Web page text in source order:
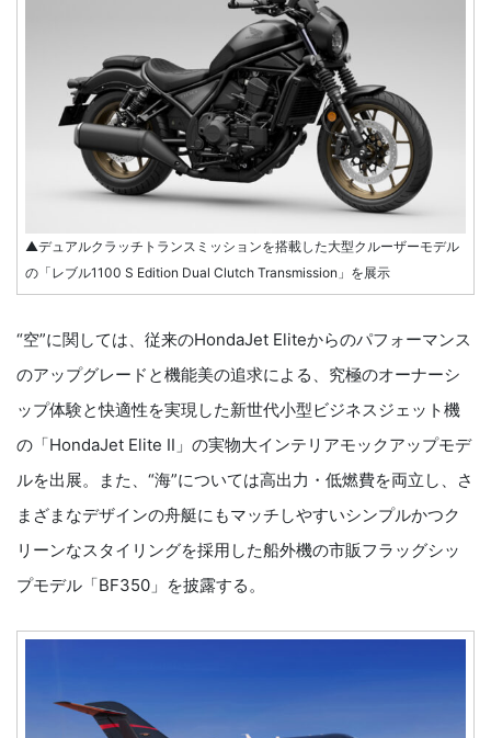
▲デュアルクラッチトランスミッションを搭載した大型クルーザーモデル
の「レブル1100 S Edition Dual Clutch Transmission」を展示
“空”に関しては、従来のHondaJet Eliteからのパフォーマンス
のアップグレードと機能美の追求による、究極のオーナーシ
ップ体験と快適性を実現した新世代小型ビジネスジェット機
の「HondaJet Elite Ⅱ」の実物大インテリアモックアップモデ
ルを出展。また、“海”については高出力・低燃費を両立し、さ
まざまなデザインの舟艇にもマッチしやすいシンプルかつク
リーンなスタイリングを採用した船外機の市販フラッグシッ
プモデル「BF350」を披露する。